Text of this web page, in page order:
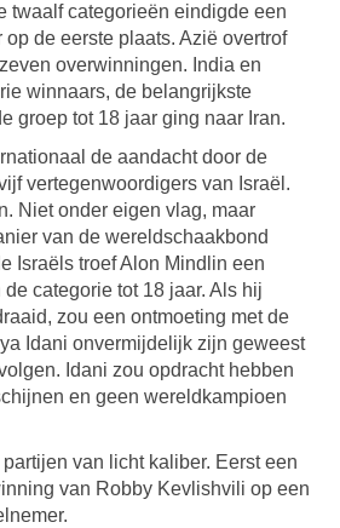
twaalf categorieën eindigde een
de eerste plaats. Azië overtrof
overwinningen. India en
winnaars, de belangrijkste
groep tot 18 jaar ging naar Iran.
de aandacht door de
vertegenwoordigers van Israël.
Niet onder eigen vlag, maar
van de wereldschaakbond
Israëls troef Alon Mindlin een
categorie tot 18 jaar. Als hij
zou een ontmoeting met de
Idani onvermijdelijk zijn geweest
Idani zou opdracht hebben
en geen wereldkampioen
van licht kaliber. Eerst een
van Robby Kevlishvili op een